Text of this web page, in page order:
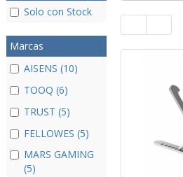
Solo con Stock
Marcas
AISENS (10)
TOOQ (6)
TRUST (5)
FELLOWES (5)
MARS GAMING
(5)